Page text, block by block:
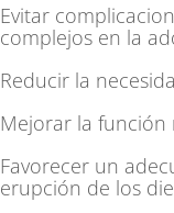
Evitar
complejos en la
Reducir la
Mejorar la función
Favorecer un
erupción de los